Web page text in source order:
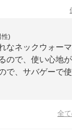
性)
なネックウォー
ので、使い心地
で、サバゲーで
全